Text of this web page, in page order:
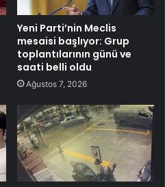
Yeni Parti’nin Meclis
mesaisi başlıyor: Grup
toplantılarının günü ve
saati belli oldu
Ağustos 7, 2026